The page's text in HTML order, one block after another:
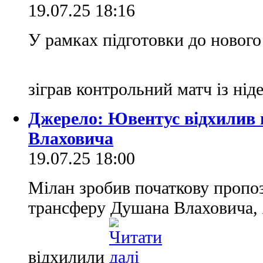
19.07.25 18:16
У рамках підготовки до
зіграв контрольний матч із
Джерело: Ювентус відхилив
Влаховича
19.07.25 18:00
Мілан зробив початкову
трансферу Душана Влаховича,
відхилили